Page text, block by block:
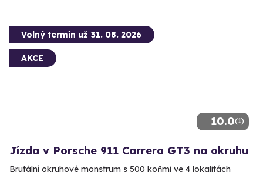
10.0(1)
Volný termín už 31. 08. 2026
AKCE
Jízda v Porsche 911 Carrera GT3 na okruhu
Brutální okruhové monstrum s 500 koňmi ve 4 lokalitách